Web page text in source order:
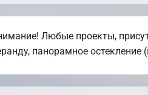
Любые проекты,
панорамное